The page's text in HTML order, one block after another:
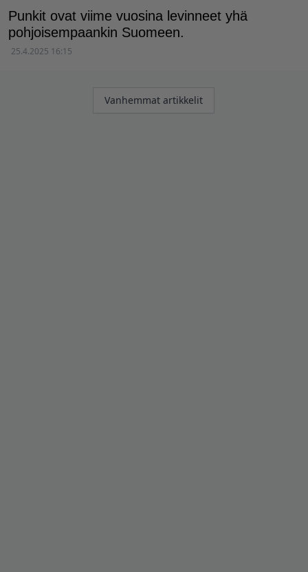
Punkit ovat viime vuosina levinneet yhä
pohjoisempaankin Suomeen.
25.4.2025 16:15
Artikkelien
Vanhemmat artikkelit